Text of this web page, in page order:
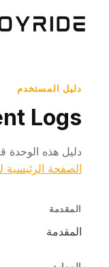
دليل المستخدم
Logs
دليل هذه الوحدة
الصفحة الرئيسية
المقدمة
المقدمة